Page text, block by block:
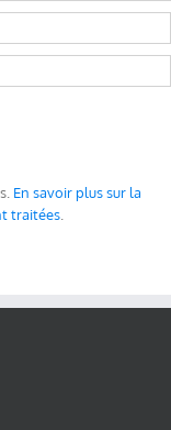
En savoir plus sur la
traitées